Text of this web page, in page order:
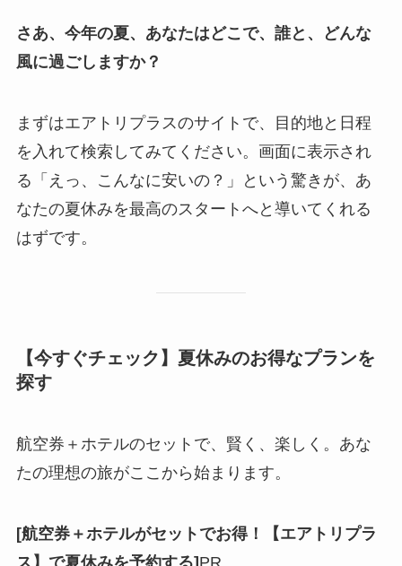
さあ、今年の夏、あなたはどこで、誰と、どんな
風に過ごしますか？
まずはエアトリプラスのサイトで、目的地と日程
を入れて検索してみてください。画面に表示され
る「えっ、こんなに安いの？」という驚きが、あ
なたの夏休みを最高のスタートへと導いてくれる
はずです。
【今すぐチェック】夏休みのお得なプランを
探す
航空券＋ホテルのセットで、賢く、楽しく。あな
たの理想の旅がここから始まります。
[航空券＋ホテルがセットでお得！【エアトリプラ
ス】で夏休みを予約する] PR